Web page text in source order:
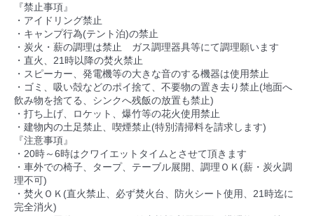
『禁止事項』
・アイドリング禁止
・キャンプ行為(テント泊)の禁止
・炭火・薪の調理は禁止 ガス調理器具等にて調理願います
・直火、21時以降の焚火禁止
・スピーカー、発電機等の大きな音のする機器は使用禁止
・ゴミ、吸い殻などのポイ捨て、不要物の置き去り禁止(地面へ
飲み物を捨てる、シンクへ残飯の放置も禁止)
・打ち上げ、ロケット、爆竹等の花火使用禁止
・建物内の土足禁止、喫煙禁止(特別清掃料を請求します)
『注意事項』
・20時～6時はクワイエットタイムとさせて頂きます
・車外での椅子、タープ、テーブル展開、調理ＯＫ(薪・炭火調
理不可)
・焚火ＯＫ(直火禁止、必ず焚火台、防火シート使用、21時迄に
完全消火)